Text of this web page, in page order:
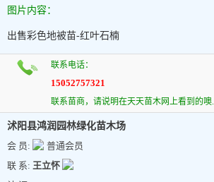
图片内容：
出售彩色地被苗-红叶石楠
联系电话：
15052757321
联系苗商，请说明在天天苗木网上看到的噢.
沭阳县鸿润园林绿化苗木场
会 员:
普通会员
联 系: 王立怀